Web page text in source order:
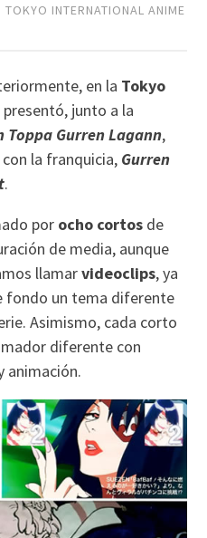
TOKYO INTERNATIONAL ANIME
en la Tokyo
junto a la
Toppa Gurren Lagann,
la franquicia, Gurren
.
por ocho cortos de
de media, aunque
llamarvideoclips, ya
fondo un tema diferente
Asimismo, cada corto
diferente con
animación.